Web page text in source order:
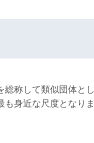
総称して類似団体とし
身近な尺度となりま